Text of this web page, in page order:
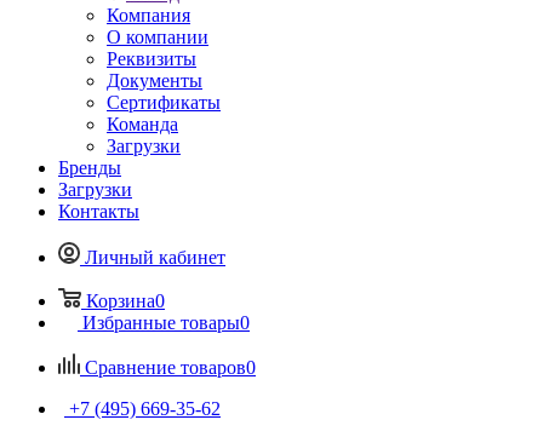
Компания
О компании
Реквизиты
Документы
Сертификаты
Команда
Загрузки
Бренды
Загрузки
Контакты
Личный кабинет
Корзина0
Избранные товары0
Сравнение товаров0
+7 (495) 669-35-62